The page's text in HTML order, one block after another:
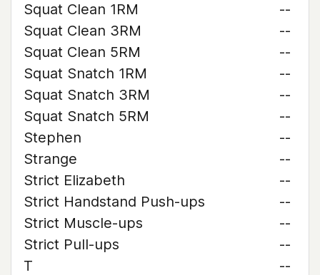
Squat Clean 1RM
--
Squat Clean 3RM
--
Squat Clean 5RM
--
Squat Snatch 1RM
--
Squat Snatch 3RM
--
Squat Snatch 5RM
--
Stephen
--
Strange
--
Strict Elizabeth
--
Strict Handstand Push-ups
--
Strict Muscle-ups
--
Strict Pull-ups
--
T
--